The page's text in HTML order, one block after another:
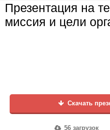
Презентация на
миссия и цели
Скачать
56 загрузок